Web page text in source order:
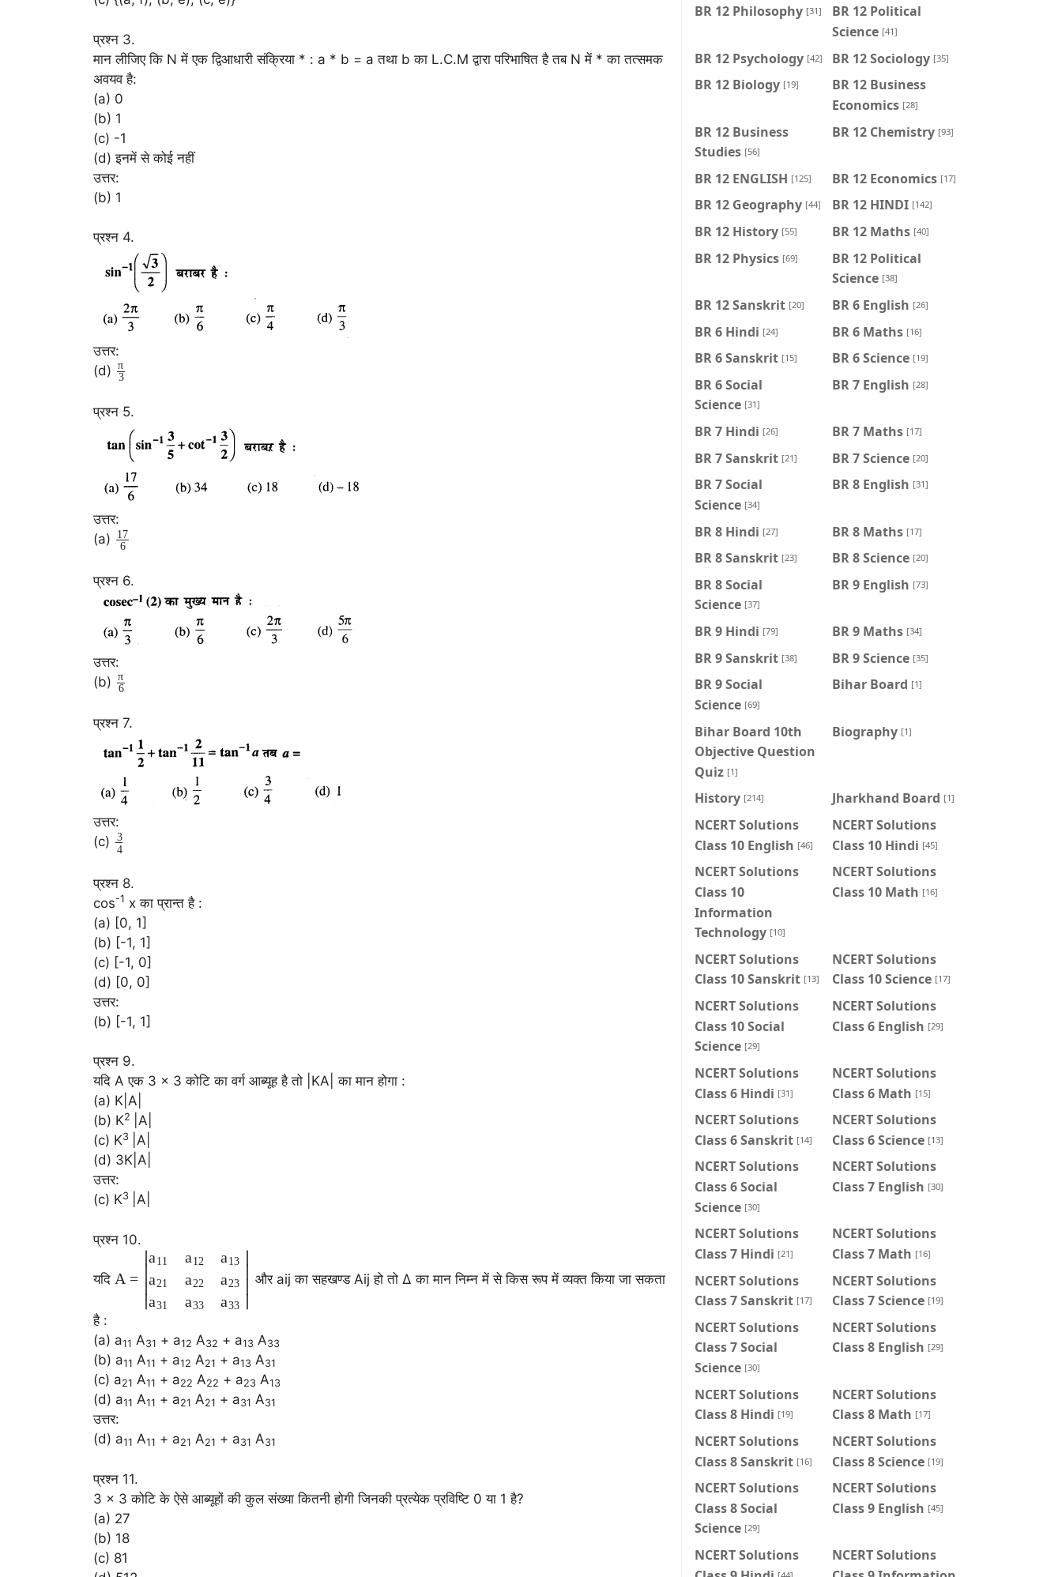
प्रश्न 3.
मान लीजिए कि N में एक द्विआधारी संक्रिया * : a * b = a तथा b का L.C.M द्वारा परिभाषित है तब N में * का तत्समक
अवयव है:
(a) 0
(b) 1
(c) -1
(d) इनमें से कोई नहीं
उत्तर:
(b) 1
प्रश्न 4.
उत्तर:
(d)
π
3
प्रश्न 5.
उत्तर:
(a)
17
6
प्रश्न 6.
उत्तर:
(b)
π
6
प्रश्न 7.
उत्तर:
(c)
3
4
प्रश्न 8.
cos-1 x का प्रान्त है :
(a) [0, 1]
(b) [-1, 1]
(c) [-1, 0]
(d) [0, 0]
उत्तर:
(b) [-1, 1]
प्रश्न 9.
यदि A एक 3 × 3 कोटि का वर्ग आब्यूह है तो |KA| का मान होगा :
(a) K|A|
(b) K2
|A|
(c) K3
|A|
(d) 3K|A|
उत्तर:
(c) K3 |A|
प्रश्न 10.
यदि A =
∣
∣
∣
∣
a11
a21
a31
a12
a22
a33
a13
a23
a33 ∣
∣ और aij का सहखण्ड Aij हो तो Δ का मान निम्न में से किस रूप में व्यक्त किया जा सकता
है :
(a) a11 A31 + a12 A32 + a13 A33
(b) a11 A11 + a12 A21 + a13 A31
(c) a21 A11 + a22 A22 + a23 A13
(d) a11 A11 + a21 A21 + a31 A31
उत्तर:
(d) a11 A11 + a21 A21 + a31 A31
प्रश्न 11.
3 × 3 कोटि के ऐसे आब्यूहों की कुल संख्या कितनी होगी जिनकी प्रत्येक प्रविष्टि 0 या 1 है?
(a) 27
(b) 18
(c) 81
BR 12 Philosophy [31]
BR 12 Political
Science [41]
BR 12 Psychology [42] BR 12 Sociology [35]
BR 12 Biology [19]
BR 12 Business
Economics [28]
BR 12 Business
Studies [56]
BR 12 Chemistry [93]
BR 12 ENGLISH [125] BR 12 Economics [17]
BR 12 Geography [44] BR 12 HINDI [142]
BR 12 History [55] BR 12 Maths [40]
BR 12 Physics [69]
BR 12 Political
Science [38]
BR 12 Sanskrit [20] BR 6 English [26]
BR 6 Hindi [24] BR 6 Maths [16]
BR 6 Sanskrit [15] BR 6 Science [19]
BR 6 Social
Science [31]
BR 7 English [28]
BR 7 Hindi [26] BR 7 Maths [17]
BR 7 Sanskrit [21] BR 7 Science [20]
BR 7 Social
Science [34]
BR 8 English [31]
BR 8 Hindi [27] BR 8 Maths [17]
BR 8 Sanskrit [23] BR 8 Science [20]
BR 8 Social
Science [37]
BR 9 English [73]
BR 9 Hindi [79] BR 9 Maths [34]
BR 9 Sanskrit [38] BR 9 Science [35]
BR 9 Social
Science [69]
Bihar Board [1]
Bihar Board 10th
Objective Question
Quiz [1]
Biography [1]
History [214] Jharkhand Board [1]
NCERT Solutions
Class 10 English [46]
NCERT Solutions
Class 10 Hindi [45]
NCERT Solutions
Class 10
Information
Technology [10]
NCERT Solutions
Class 10 Math [16]
NCERT Solutions
Class 10 Sanskrit [13]
NCERT Solutions
Class 10 Science [17]
NCERT Solutions
Class 10 Social
Science [29]
NCERT Solutions
Class 6 English [29]
NCERT Solutions
Class 6 Hindi [31]
NCERT Solutions
Class 6 Math [15]
NCERT Solutions
Class 6 Sanskrit [14]
NCERT Solutions
Class 6 Science [13]
NCERT Solutions
Class 6 Social
Science [30]
NCERT Solutions
Class 7 English [30]
NCERT Solutions
Class 7 Hindi [21]
NCERT Solutions
Class 7 Math [16]
NCERT Solutions
Class 7 Sanskrit [17]
NCERT Solutions
Class 7 Science [19]
NCERT Solutions
Class 7 Social
Science [30]
NCERT Solutions
Class 8 English [29]
NCERT Solutions
Class 8 Hindi [19]
NCERT Solutions
Class 8 Math [17]
NCERT Solutions
Class 8 Sanskrit [16]
NCERT Solutions
Class 8 Science [19]
NCERT Solutions
Class 8 Social
Science [29]
NCERT Solutions
Class 9 English [45]
NCERT Solutions
NCERT Solutions